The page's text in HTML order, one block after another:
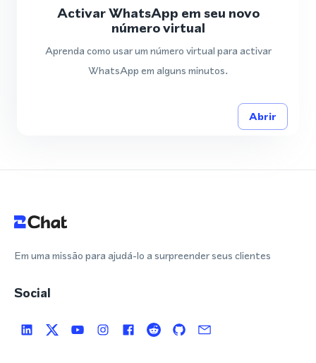
Activar WhatsApp em seu novo
número virtual
Aprenda como usar um número virtual para activar
WhatsApp em alguns minutos.
Abrir
Em uma missão para ajudá-lo a surpreender seus clientes
Social